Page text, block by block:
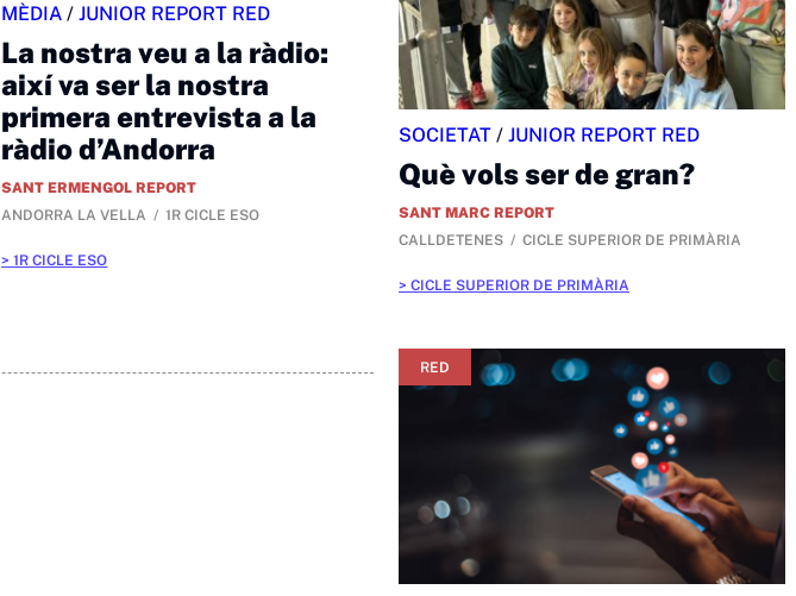
MÈDIA /JUNIOR REPORT RED
La nostra veu a la ràdio:
així va ser la nostra
primera entrevista a la
ràdio d’Andorra
SANT ERMENGOL REPORT
ANDORRA LA VELLA
1R CICLE ESO
1R CICLE ESO
SOCIETAT / JUNIOR REPORT RED
Què vols ser de gran?
SANT MARC REPORT
CALLDETENES
CICLE SUPERIOR DE PRIMÀRIA
CICLE SUPERIOR DE PRIMÀRIA
RED